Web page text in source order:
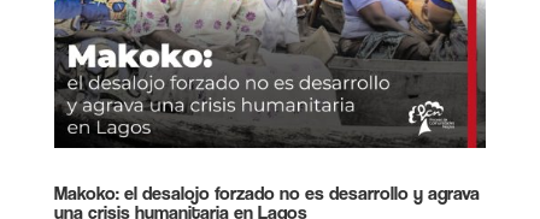
Makoko: el desalojo forzado no es desarrollo y agrava
una crisis humanitaria en Lagos